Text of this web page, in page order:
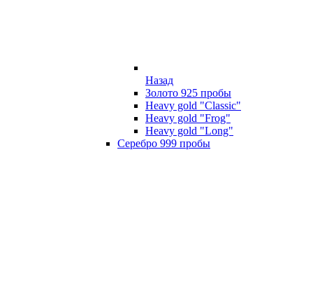
Назад
Золото 925 пробы
Heavy gold "Classic"
Heavy gold "Frog"
Heavy gold "Long"
Серебро 999 пробы